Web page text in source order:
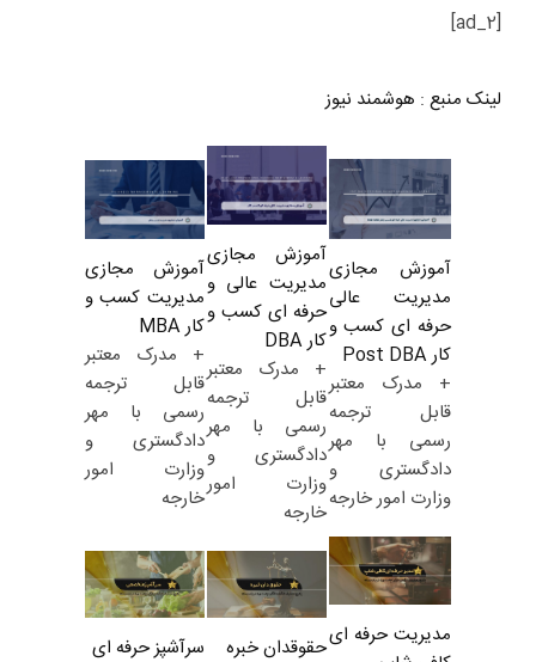
[ad_2]
لینک منبع : هوشمند نیوز
آموزش مجازی
مدیریت عالی
حرفه ای کسب و
کار Post DBA
+ مدرک معتبر
قابل ترجمه
رسمی با مهر
دادگستری و
وزارت امور خارجه
آموزش مجازی
مدیریت عالی و
حرفه ای کسب و
کار DBA
+ مدرک معتبر
قابل ترجمه
رسمی با مهر
دادگستری و
وزارت امور
خارجه
آموزش مجازی
مدیریت کسب و
کار MBA
+ مدرک معتبر
قابل ترجمه
رسمی با مهر
دادگستری و
وزارت امور
خارجه
مدیریت حرفه ایحقوقدان خبره سرآشپز حرفه ای